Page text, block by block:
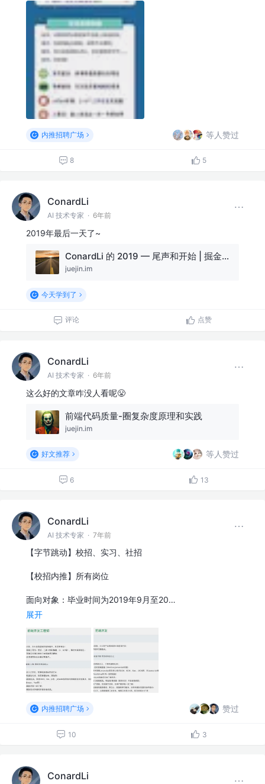
内推招聘广场 等人赞过
8 5
ConardLi
AI 技术专家 · 6年前
2019年最后一天了~
ConardLi 的 2019 — 尾声和开始 | 掘金年度征文
juejin.im
今天学到了
评论 点赞
ConardLi
AI 技术专家 · 6年前
这么好的文章咋没人看呢😤
前端代码质量-圈复杂度原理和实践
juejin.im
好文推荐 等人赞过
6 13
ConardLi
AI 技术专家 · 7年前
【字节跳动】校招、实习、社招
【校招内推】所有岗位
面向对象：毕业时间为2019年9月至20…
展开
内推招聘广场 赞过
10 3
ConardLi